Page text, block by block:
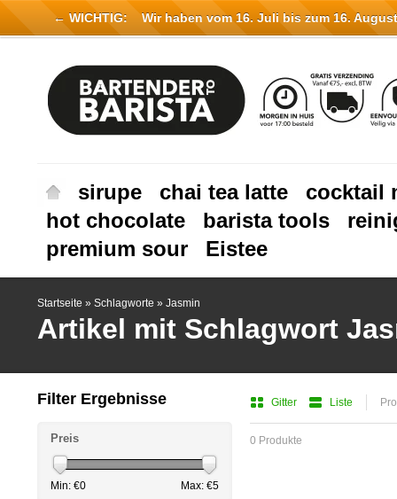
sirupe chai tea latte
cocktail
hot chocolate
barista tools
premium sour
Eistee
Startseite » Schlagworte » Jasmin
Artikel mit Schlagwort
Gitter Liste
0 Produkte
Filter Ergebnisse
Preis
Min: €0 Max: €5
← WICHTIG: Wir haben vom 16. Juli bis zum 16.